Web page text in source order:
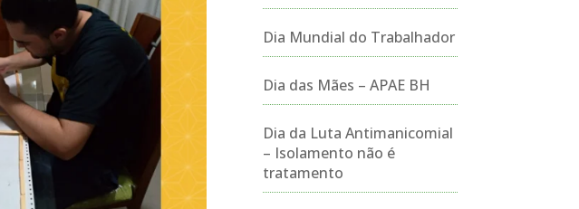
Dia Mundial do Trabalhador
Dia das Mães – APAE BH
Dia da Luta Antimanicomial
– Isolamento não é
tratamento